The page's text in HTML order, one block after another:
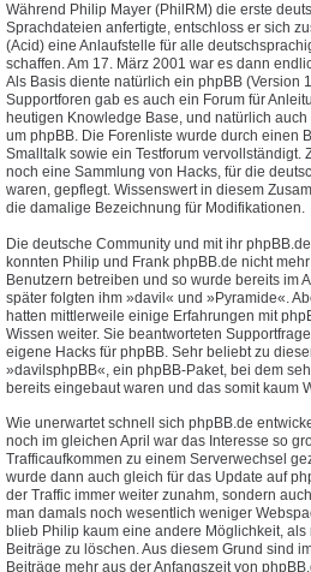
Während Philip Mayer (PhilRM) die erste
Sprachdateien anfertigte, entschloss er sich
(Acid) eine Anlaufstelle für alle
schaffen. Am 17. März 2001 war es dann
Als Basis diente natürlich ein phpBB (Version
Supportforen gab es auch ein Forum für
heutigen Knowledge Base, und natürlich
um phpBB. Die Forenliste wurde durch einen
Smalltalk sowie ein Testforum vervollständigt.
noch eine Sammlung von Hacks, für die
waren, gepflegt. Wissenswert in diesem
die damalige Bezeichnung für Modifikationen.
Die deutsche Community und mit ihr
konnten Philip und Frank phpBB.de nicht
Benutzern betreiben und so wurde bereits im
später folgten ihm »davil« und »Pyramide«.
hatten mittlerweile einige Erfahrungen mit
Wissen weiter. Sie beantworteten
eigene Hacks für phpBB. Sehr beliebt zu
»davilsphpBB«, ein phpBB-Paket, bei dem
bereits eingebaut waren und das somit kaum
Wie unerwartet schnell sich phpBB.de
noch im gleichen April war das Interesse so
Trafficaufkommen zu einem Serverwechsel
wurde dann auch gleich für das Update auf
der Traffic immer weiter zunahm, sondern
man damals noch wesentlich weniger
blieb Philip kaum eine andere Möglichkeit,
Beiträge zu löschen. Aus diesem Grund sind
Beiträge mehr aus der Anfangszeit von